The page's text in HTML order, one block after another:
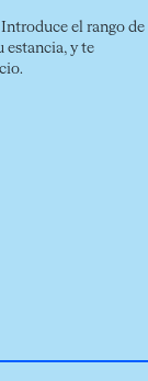
Introduce el rango de
estancia, y te